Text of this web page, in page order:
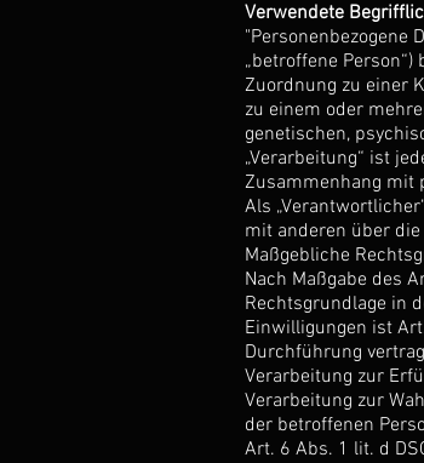
Verwendete
"Personenbezogene
„betroffene
Zuordnung zu einer
zu einem oder
genetischen,
„Verarbeitung“ ist
Zusammenhang mit
Als
mit anderen über
Maßgebliche
Nach Maßgabe des
Rechtsgrundlage in
Einwilligungen ist
Durchführung
Verarbeitung zur
Verarbeitung zur
der betroffenen
Art. 6 Abs. 1 lit. d